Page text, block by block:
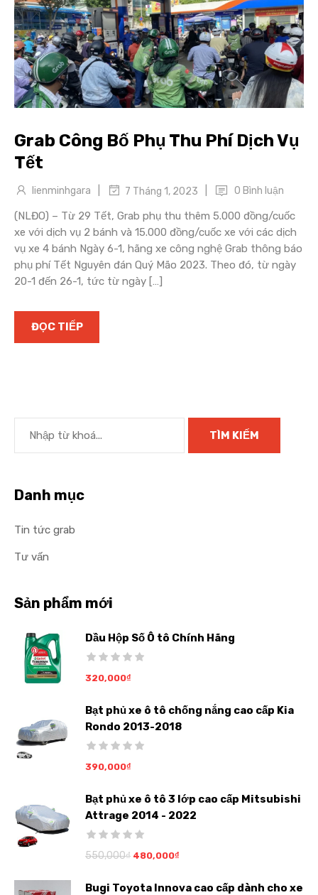
Grab Công Bố Phụ Thu Phí Dịch Vụ
Tết
lienminhgara 7 Tháng 1, 2023 0 Bình luận
(NLĐO) – Từ 29 Tết, Grab phụ thu thêm 5.000 đồng/cuốc
xe với dịch vụ 2 bánh và 15.000 đồng/cuốc xe với các dịch
vụ xe 4 bánh Ngày 6-1, hãng xe công nghệ Grab thông báo
phụ phí Tết Nguyên đán Quý Mão 2023. Theo đó, từ ngày
20-1 đến 26-1, tức từ ngày […]
ĐỌC TIẾP
Danh mục
Tin tức grab
Tư vấn
Sản phẩm mới
Dầu Hộp Số Ô tô Chính Hãng
320,000₫
Bạt phủ xe ô tô chống nắng cao cấp Kia
Rondo 2013-2018
390,000₫
Bạt phủ xe ô tô 3 lớp cao cấp Mitsubishi
Attrage 2014 - 2022
550,000₫ 480,000₫
Bugi Toyota Innova cao cấp dành cho xe